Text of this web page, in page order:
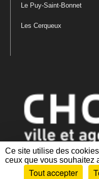
Ce site utilise des
ceux que vous souhaitez
Tout accepter
Le Puy-Saint-Bonnet
Les Cerqueux
Mentions légales|Politique
des cookies |Plan du site